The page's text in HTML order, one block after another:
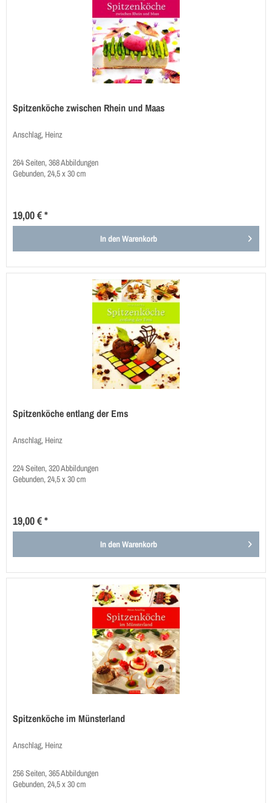
Spitzenköche zwischen Rhein und Maas
Anschlag, Heinz
264 Seiten, 368 Abbildungen
Gebunden, 24,5 x 30 cm
19,00 € *
In denWarenkorb
Spitzenköche entlang der Ems
Anschlag, Heinz
224 Seiten, 320 Abbildungen
Gebunden, 24,5 x 30 cm
19,00 € *
In denWarenkorb
Spitzenköche im Münsterland
Anschlag, Heinz
256 Seiten, 365 Abbildungen
Gebunden, 24,5 x 30 cm